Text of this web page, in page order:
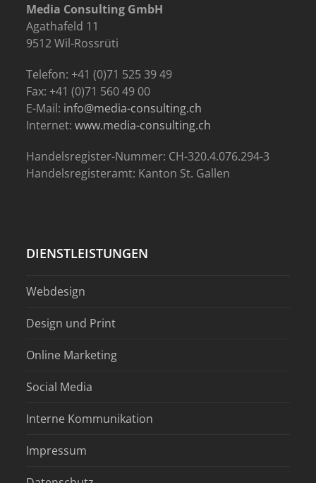
Media Consulting GmbH
Agathafeld 11
9512 Wil-Rossrüti
Telefon: +41 (0)71 525 39 49
Fax: +41 (0)71 560 49 00
E-Mail: info@media-consulting.ch
Internet:www.media-consulting.ch
Handelsregister-Nummer: CH-320.4.076.294-3
Handelsregisteramt: Kanton St. Gallen
DIENSTLEISTUNGEN
Webdesign
Design und Print
Online Marketing
Social Media
Interne Kommunikation
Impressum